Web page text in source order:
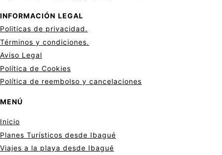
INFORMACIÓN LEGAL
Politicas de privacidad.
Términos y condiciones.
Aviso Legal
Política de Cookies
Política de reembolso y cancelaciones
MENÚ
Inicio
Planes Turísticos desde Ibagué
Viajes a la playa desde Ibagué